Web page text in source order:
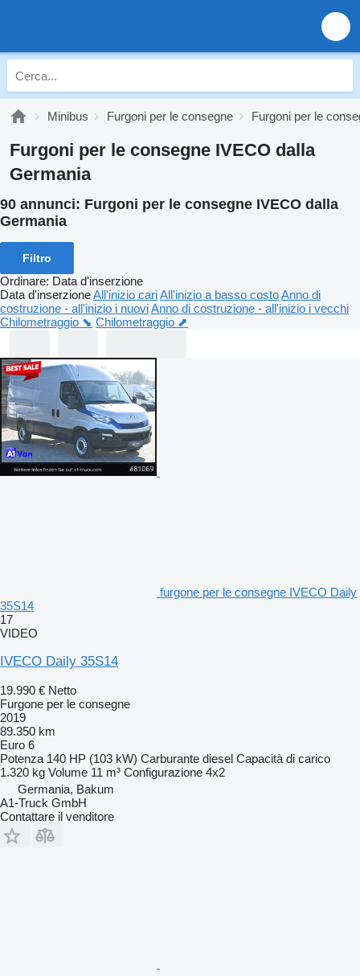
Minibus Furgoni per le consegne Furgoni per le
Furgoni per le consegne IVECO dalla
Germania
90 annunci: Furgoni per le consegne IVECO dalla
Germania
Filtro
Ordinare: Data d'inserzione
Data d'inserzioneAll'inizio cariAll'inizio a basso costoAnno di
costruzione - all'inizio i nuoviAnno di costruzione - all'inizio i vecchi
Chilometraggio ⬊ Chilometraggio ⬈
furgone per le consegne IVECO Daily
35S14
17
VIDEO
IVECO Daily 35S14
19.990 € Netto
Furgone per le consegne
2019
89.350 km
Euro 6
Potenza 140 HP (103 kW) Carburante diesel Capacità di carico
1.320 kg Volume 11 m³ Configurazione 4x2
Germania, Bakum
A1-Truck GmbH
Contattare il venditore